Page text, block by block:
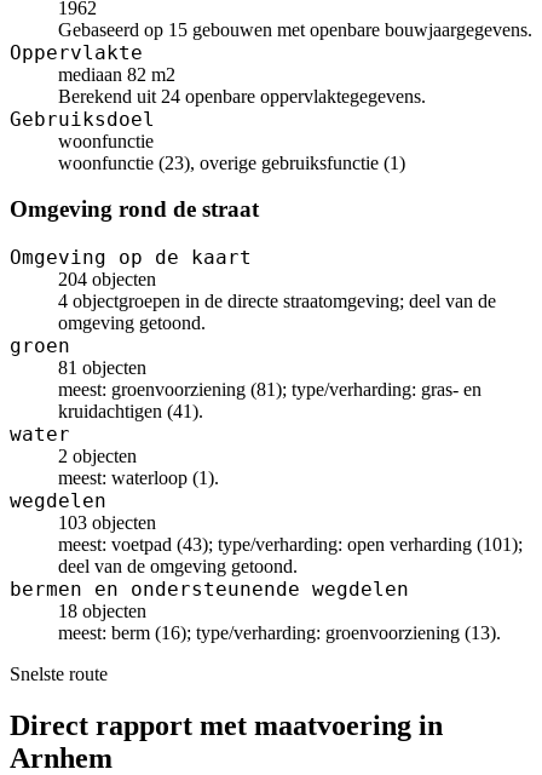
1962
Gebaseerd op 15 gebouwen met openbare bouwjaargegevens.
Oppervlakte
mediaan 82 m2
Berekend uit 24 openbare oppervlaktegegevens.
Gebruiksdoel
woonfunctie
woonfunctie (23), overige gebruiksfunctie (1)
Omgeving rond de straat
Omgeving op de kaart
204 objecten
4 objectgroepen in de directe straatomgeving; deel van de
omgeving getoond.
groen
81 objecten
meest: groenvoorziening (81); type/verharding: gras- en
kruidachtigen (41).
water
2 objecten
meest: waterloop (1).
wegdelen
103 objecten
meest: voetpad (43); type/verharding: open verharding (101);
deel van de omgeving getoond.
bermen en ondersteunende wegdelen
18 objecten
meest: berm (16); type/verharding: groenvoorziening (13).
Snelste route
Direct rapport met maatvoering in
Arnhem